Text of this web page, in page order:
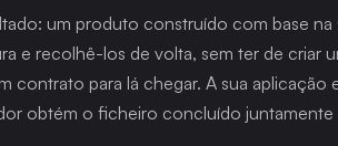
um produto construído com base
e recolhê-los de volta, sem ter de criar
contrato para lá chegar. A sua
obtém o ficheiro concluído